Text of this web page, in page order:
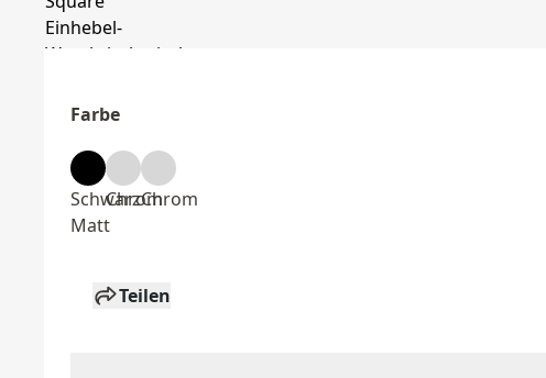
Farbe
Schwarz
Matt
ChromChrom
Teilen